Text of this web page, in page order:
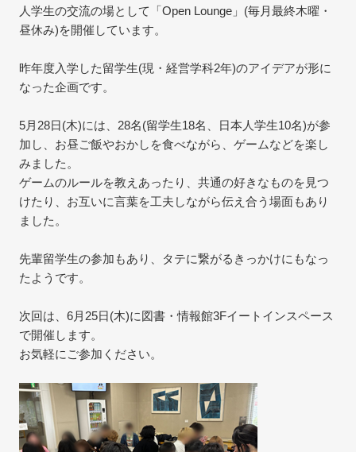
人学生の交流の場として「Open Lounge」(毎月最終木曜・
昼休み)を開催しています。
昨年度入学した留学生(現・経営学科2年)のアイデアが形に
なった企画です。
5月28日(木)には、28名(留学生18名、日本人学生10名)が参
加し、お昼ご飯やおかしを食べながら、ゲームなどを楽し
みました。
ゲームのルールを教えあったり、共通の好きなものを見つ
けたり、お互いに言葉を工夫しながら伝え合う場面もあり
ました。
先輩留学生の参加もあり、タテに繋がるきっかけにもなっ
たようです。
次回は、6月25日(木)に図書・情報館3Fイートインスペース
で開催します。
お気軽にご参加ください。